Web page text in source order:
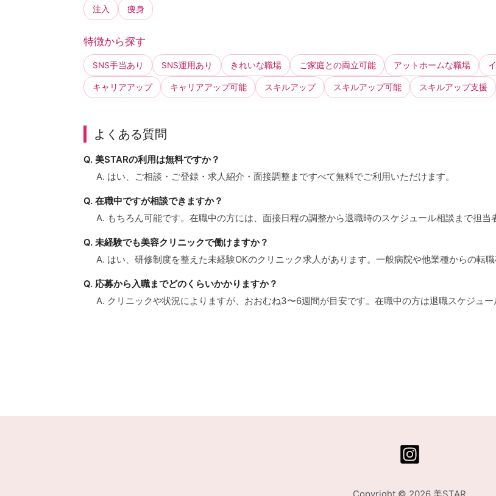
注入 痩身
特徴から探す
SNS手当あり SNS運用あり きれいな職場 ご家庭との両立可能 アットホームな職場
キャリアアップ キャリアアップ可能 スキルアップ スキルアップ可能 スキルアップ支援
よくある質問
Q. 美STARの利用は無料ですか？
A. はい、ご相談・ご登録・求人紹介・面接調整まですべて無料でご利用いただけます。
Q. 在職中ですが相談できますか？
A. もちろん可能です。在職中の方には、面接日程の調整から退職時のスケジュール相談まで担当
Q. 未経験でも美容クリニックで働けますか？
A. はい、研修制度を整えた未経験OKのクリニック求人があります。一般病院や他業種からの転職
Q. 応募から入職までどのくらいかかりますか？
A. クリニックや状況によりますが、おおむね3〜6週間が目安です。在職中の方は退職スケジュー